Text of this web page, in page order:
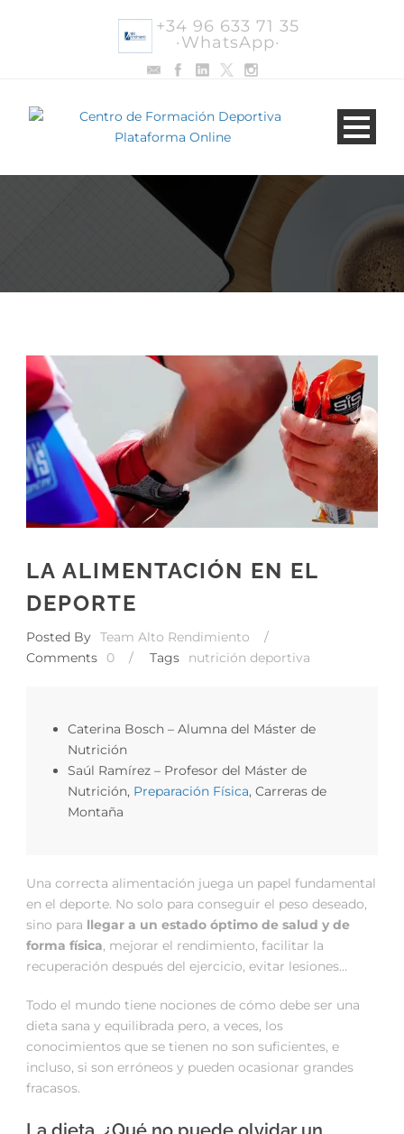
+34 96 633 71 35
·WhatsApp·
LA ALIMENTACIÓN EN EL
DEPORTE
Posted By Team Alto Rendimiento
/
Comments
0 / Tags nutrición deportiva
Caterina Bosch – Alumna del Máster de
Nutrición
Saúl Ramírez – Profesor del Máster de
Nutrición, Preparación Física, Carreras de
Montaña
Una correcta alimentación juega un papel fundamental
en el deporte. No solo para conseguir el peso deseado,
sino para llegar a un estado óptimo de salud y de
forma física, mejorar el rendimiento, facilitar la
recuperación después del ejercicio, evitar lesiones…
Todo el mundo tiene nociones de cómo debe ser una
dieta sana y equilibrada pero, a veces, los
conocimientos que se tienen no son suficientes, e
incluso, si son erróneos y pueden ocasionar grandes
fracasos.